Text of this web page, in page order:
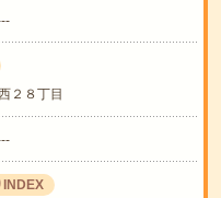
２８丁目
INDEX